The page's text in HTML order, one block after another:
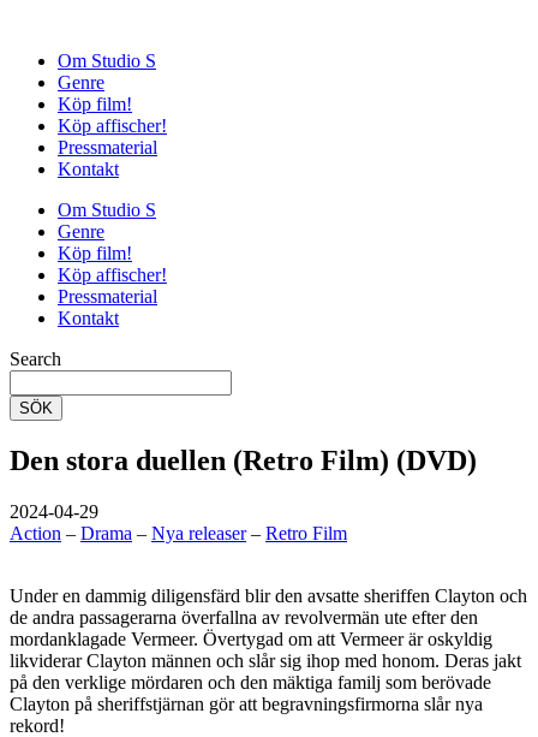
Om Studio S
Genre
Köp film!
Köp affischer!
Pressmaterial
Kontakt
Om Studio S
Genre
Köp film!
Köp affischer!
Pressmaterial
Kontakt
Search
SÖK
Den stora duellen (Retro Film) (DVD)
2024-04-29
Action – Drama – Nya releaser– Retro Film
Under en dammig diligensfärd blir den avsatte sheriffen Clayton och
de andra passagerarna överfallna av revolvermän ute efter den
mordanklagade Vermeer. Övertygad om att Vermeer är oskyldig
likviderar Clayton männen och slår sig ihop med honom. Deras jakt
på den verklige mördaren och den mäktiga familj som berövade
Clayton på sheriffstjärnan gör att begravningsfirmorna slår nya
rekord!